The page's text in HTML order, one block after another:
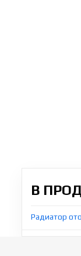
В
Радиатор